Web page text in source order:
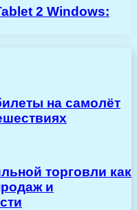
2 Windows:
на самолёт
торговли как
и